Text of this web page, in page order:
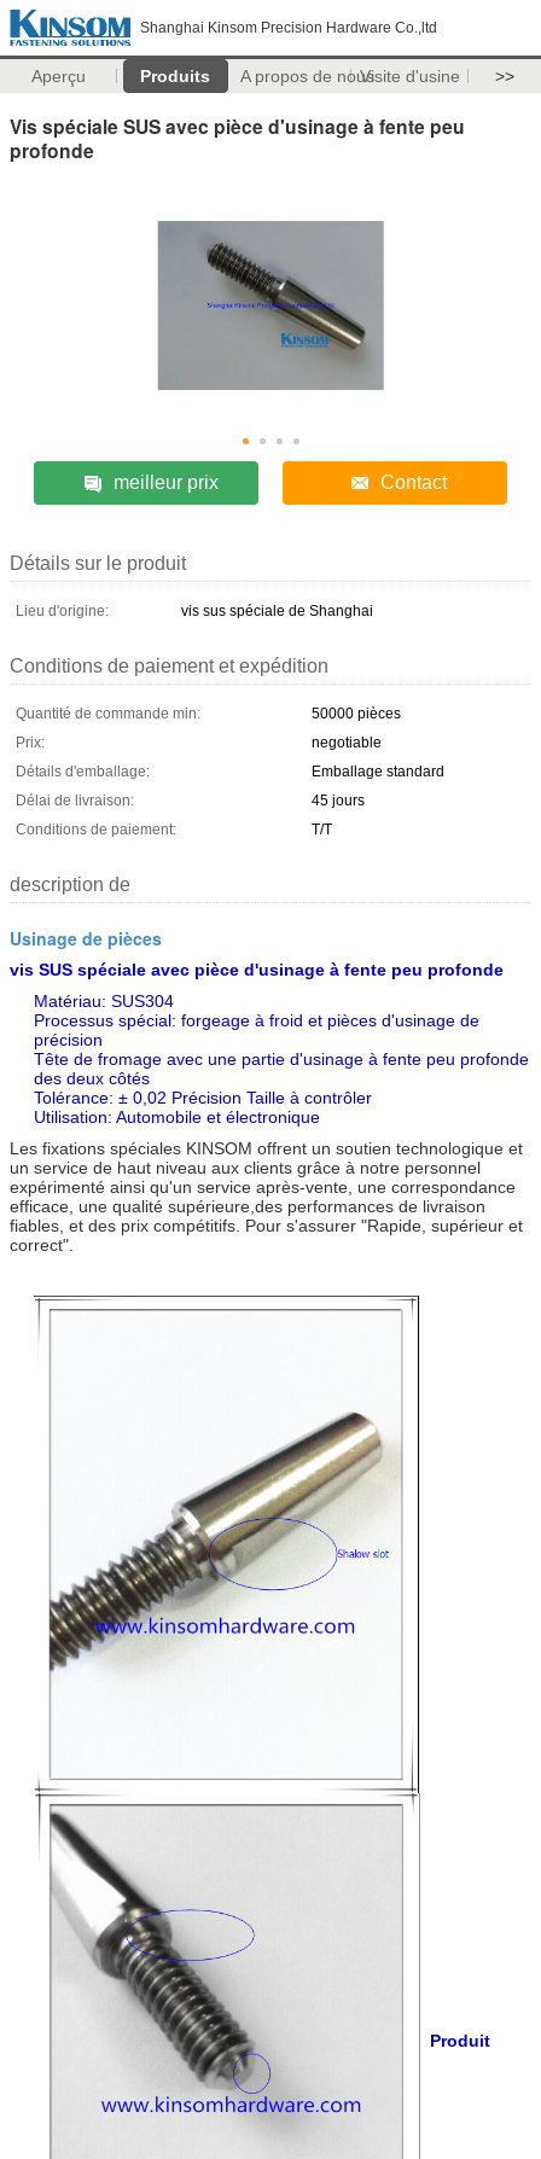
Shanghai Kinsom Precision Hardware Co.,ltd
Aperçu Produits A propos de nousVisite d'usine >>
Vis spéciale SUS avec pièce d'usinage à fente peu
profonde
meilleur prix Contact
Détails sur le produit
Lieu d'origine: vis sus spéciale de Shanghai
Conditions de paiement et expédition
Quantité de commande min:
50000 pièces
Prix:
negotiable
Détails d'emballage:
Emballage standard
Délai de livraison:
45 jours
Conditions de paiement:
T/T
description de
Usinage de pièces
vis SUS spéciale avec pièce d'usinage à fente peu profonde
Matériau: SUS304
Processus spécial: forgeage à froid et pièces d'usinage de
précision
Tête de fromage avec une partie d'usinage à fente peu profonde
des deux côtés
Tolérance: ± 0,02 Précision Taille à contrôler
Utilisation: Automobile et électronique
Les fixations spéciales KINSOM offrent un soutien technologique et
un service de haut niveau aux clients grâce à notre personnel
expérimenté ainsi qu'un service après-vente, une correspondance
efficace, une qualité supérieure,des performances de livraison
fiables, et des prix compétitifs. Pour s'assurer "Rapide, supérieur et
correct".
Produit